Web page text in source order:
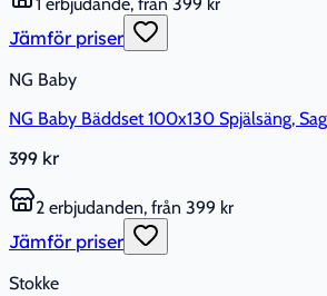
1 erbjudande, från 399 kr
Jämför priser
NG Baby
NG Baby Bäddset 100x130 Spjälsäng,
399 kr
2 erbjudanden, från 399 kr
Jämför priser
Stokke